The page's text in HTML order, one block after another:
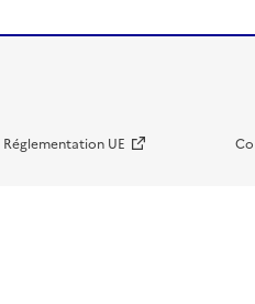
Réglementation UE